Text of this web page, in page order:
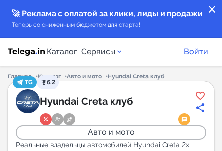
close
🚀 Реклама с оплатой за клики, лиды и продажи
Теперь со сниженным бюджетом для старта!
Каталог Сервисы
Каталог каналов
Каталог ботов
Горящие предложения
Войти
Главная Каталог Авто и мото
Hyundai Creta клуб
TG
6.2
Hyundai Creta клуб
Авто и мото
Реальные владельцы автомобилей Hyundai Creta 2х